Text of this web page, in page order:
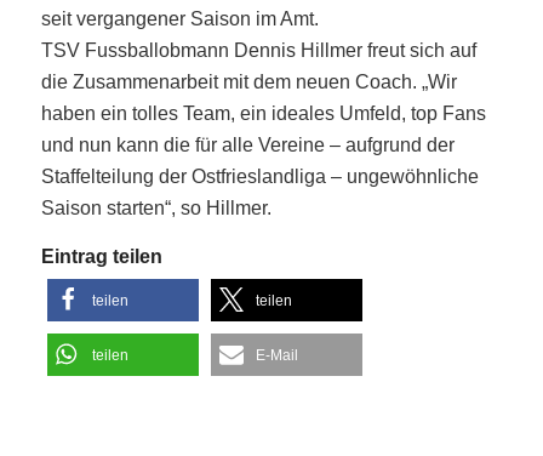
seit vergangener Saison im Amt.
TSV Fussballobmann Dennis Hillmer freut sich auf
die Zusammenarbeit mit dem neuen Coach. „Wir
haben ein tolles Team, ein ideales Umfeld, top Fans
und nun kann die für alle Vereine – aufgrund der
Staffelteilung der Ostfrieslandliga – ungewöhnliche
Saison starten“, so Hillmer.
Eintrag teilen
teilen teilen
teilen E-Mail